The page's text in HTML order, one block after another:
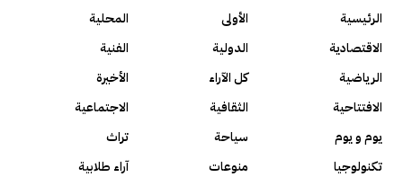
الرئيسية الأولى
المحلية
الاقتصادية
الدولية
الفنية
الرياضية
كل الآراء
الأخيرة
الافتتاحية
الثقافية
الاجتماعية
يوم و يوم
سياحة
تراث
تكنولوجيا
منوعات
آراء طلابية